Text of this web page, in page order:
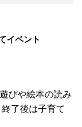
イベント
びや絵本の読み
了後は子育て